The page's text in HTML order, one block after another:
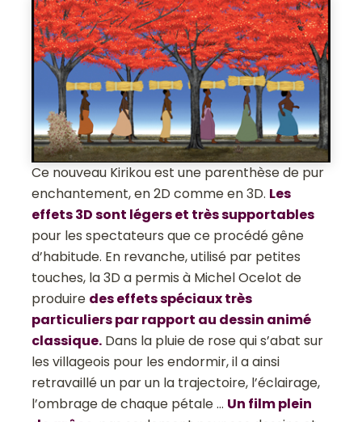
Ce nouveau Kirikou est une parenthèse de pur
enchantement, en 2D comme en 3D. Les
effets 3D sont légers et très supportables
pour les spectateurs que ce procédé gêne
d’habitude. En revanche, utilisé par petites
touches, la 3D a permis à Michel Ocelot de
produire des effets spéciaux très
particuliers par rapport au dessin animé
classique. Dans la pluie de rose qui s’abat sur
les villageois pour les endormir, il a ainsi
retravaillé un par un la trajectoire, l’éclairage,
l’ombrage de chaque pétale … Un film plein